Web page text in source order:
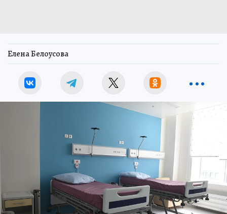
Елена Белоусова